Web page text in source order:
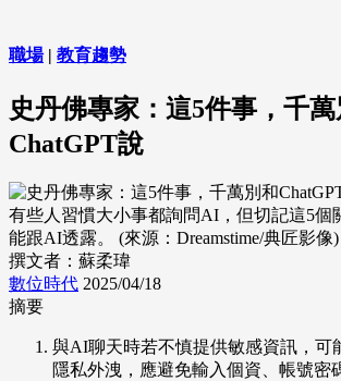
職場| 教育趨勢
史丹佛專家：這5件事，千萬
ChatGPT說
有些人習慣大小事都詢問AI，但切記這5個
能跟AI透露。 (來源：Dreamstime/典匠影像)
撰文者：蘇柔瑋
數位時代 2025/04/18
摘要
與AI聊天時若不慎提供敏感資訊，可
隱私外洩，應避免輸入個資、帳號密